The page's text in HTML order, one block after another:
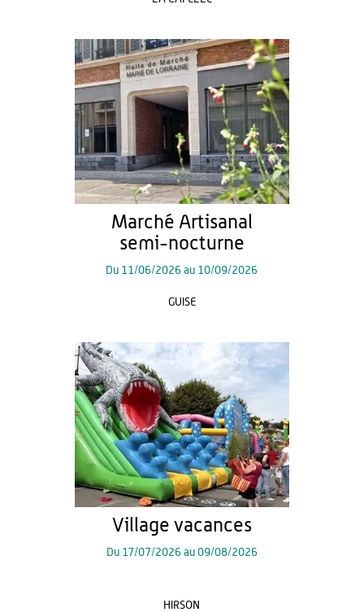
Marché Artisanal
semi-nocturne
Du 11/06/2026 au 10/09/2026
GUISE
Village vacances
Du 17/07/2026 au 09/08/2026
HIRSON